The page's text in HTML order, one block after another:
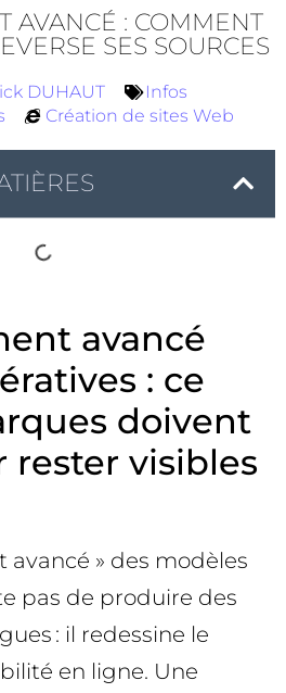
AVANCÉ : COMMENT
SES SOURCES
DUHAUT
Infos
Création de sites Web
avancé
: ce
doivent
rester visibles
avancé » des modèles
pas de produire des
: il redessine le
en ligne. Une